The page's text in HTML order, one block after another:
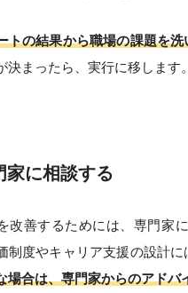
トの結果から職場の課題を
決まったら、実行に移します。
家に相談する
改善するためには、専門家
制度やキャリア支援の設計
場合は、専門家からのアド